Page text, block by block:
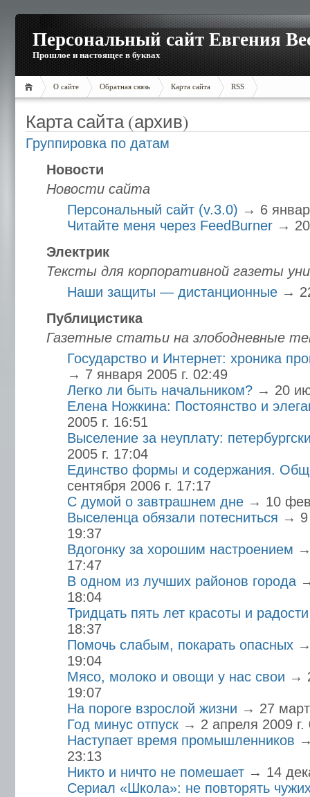
Персональный сайт Евгения
Прошлое и настоящее в буквах
О сайте Обратная связь Карта сайта RSS
Карта сайта (архив)
Группировка по датам
Новости
Новости сайта
Персональный сайт (v.3.0) → 6
Читайте меня через FeedBurner →
Электрик
Тексты для корпоративной газеты
Наши защиты — дистанционные →
Публицистика
Газетные статьи на злободневные
Государство и Интернет: хроника
→ 7 января 2005 г. 02:49
Легко ли быть начальником? → 20
Елена Ножкина: Постоянство и
2005 г. 16:51
Выселение за неуплату:
2005 г. 17:04
Единство формы и содержания.
сентября 2006 г. 17:17
С думой о завтрашнем дне → 10
Выселенца обязали потесниться → 9
19:37
Вдогонку за хорошим настроением
17:47
В одном из лучших районов города
18:04
Тридцать пять лет красоты и радости
18:37
Помочь слабым, покарать опасных
19:04
Мясо, молоко и овощи у нас свои →
19:07
На пороге взрослой жизни → 27
Год минус отпуск → 2 апреля 2009 г.
Наступает время промышленников
23:13
Никто и ничто не помешает → 14
Сериал «Школа»: не повторять